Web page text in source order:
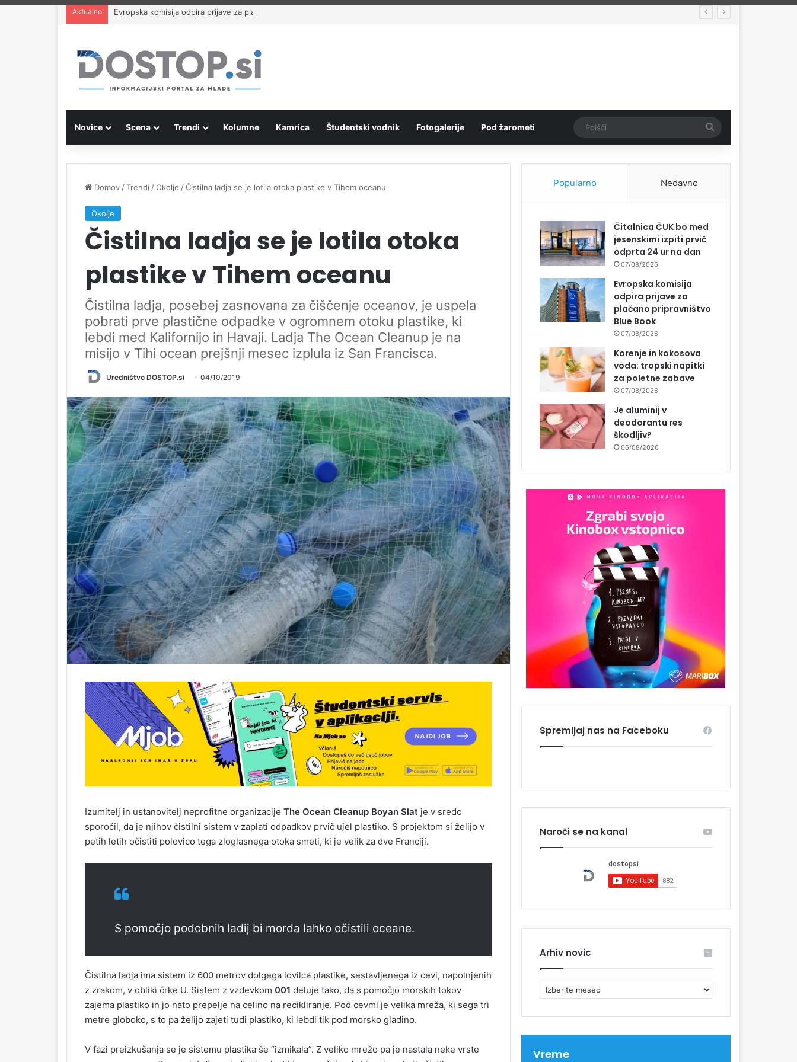
Aktualno Evropska komisija odpira prijave za plačano pripravništvo Blue Book
Novice Scena Trendi Kolumne Kamrica Študentski vodnik Fotogalerije Pod žarometi
Domov /Trendi /Okolje /Čistilna ladja se je lotila otoka plastike v Tihem oceanu
Okolje
Čistilna ladja se je lotila otoka
plastike v Tihem oceanu
Čistilna ladja, posebej zasnovana za čiščenje oceanov, je uspela
pobrati prve plastične odpadke v ogromnem otoku plastike, ki
lebdi med Kalifornijo in Havaji. Ladja The Ocean Cleanup je na
misijo v Tihi ocean prejšnji mesec izplula iz San Francisca.
Uredništvo DOSTOP.si 04/10/2019
Izumitelj in ustanovitelj neprofitne organizacije The Ocean Cleanup Boyan Slat je v sredo
sporočil, da je njihov čistilni sistem v zaplati odpadkov prvič ujel plastiko. S projektom si želijo v
petih letih očistiti polovico tega zloglasnega otoka smeti, ki je velik za dve Franciji.
S pomočjo podobnih ladij bi morda lahko očistili oceane.
Čistilna ladja ima sistem iz 600 metrov dolgega lovilca plastike, sestavljenega iz cevi, napolnjenih
z zrakom, v obliki črke U. Sistem z vzdevkom 001 deluje tako, da s pomočjo morskih tokov
zajema plastiko in jo nato prepelje na celino na recikliranje. Pod cevmi je velika mreža, ki sega tri
metre globoko, s to pa želijo zajeti tudi plastiko, ki lebdi tik pod morsko gladino.
V fazi preizkušanja se je sistemu plastika še “izmikala”. Z veliko mrežo pa je nastala neke vrste
Popularno Nedavno
Čitalnica ČUK bo med
jesenskimi izpiti prvič
odprta 24 ur na dan
07/08/2026
Evropska komisija
odpira prijave za
plačano pripravništvo
Blue Book
07/08/2026
Korenje in kokosova
voda: tropski napitki
za poletne zabave
07/08/2026
Je aluminij v
deodorantu res
škodljiv?
06/08/2026
Spremljaj nas na Faceboku
Naroči se na kanal
Arhiv novic
r
v
n
Vreme